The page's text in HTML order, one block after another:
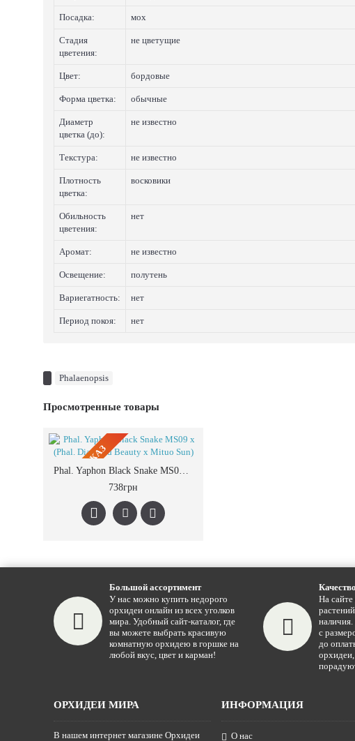
Посадка: мох
Стадия
цветения:
не цветущие
Цвет: бордовые
Форма цветка: обычные
Диаметр
цветка (до):
не известно
Текстура: не известно
Плотность
цветка:
восковики
Обильность
цветения:
нет
Аромат: не известно
Освещение: полутень
Вариегатность: нет
Период покоя: нет
Phalaenopsis
Просмотренные товары
ПРЕДЗАКАЗ
Phal. Yaphon Black Snake MS09 x (Phal. Diamond Beauty x Mituo Sun)
738грн
Большой ассортимент
У нас можно купить недорого
орхидеи онлайн из всех уголков
мира. Удобный сайт-каталог, где
вы можете выбрать красивую
комнатную орхидею в горшке на
любой вкус, цвет и карман!
На
с
до
орхидеи,
ОРХИДЕИ МИРА
В нашем интернет магазине Орхидеи
ИНФОРМАЦИЯ
О нас